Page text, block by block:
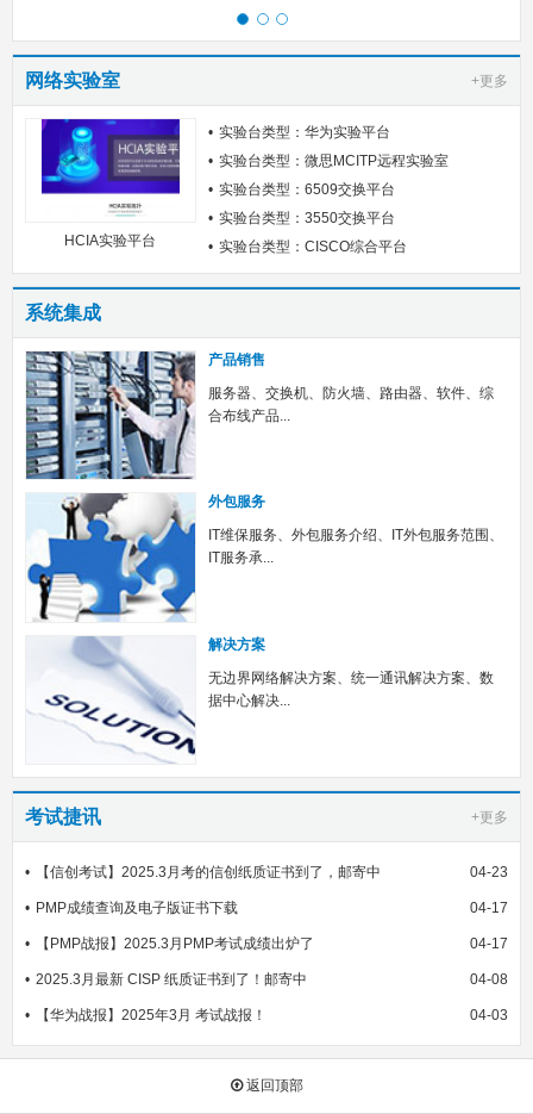
网络实验室 +更多
HCIA实验平台
实验台类型：华为实验平台
实验台类型：微思MCITP远程实验室
实验台类型：6509交换平台
实验台类型：3550交换平台
实验台类型：CISCO综合平台
系统集成
产品销售
服务器、交换机、防火墙、路由器、软件、综
合布线产品...
外包服务
IT维保服务、外包服务介绍、IT外包服务范围、
IT服务承...
解决方案
无边界网络解决方案、统一通讯解决方案、数
据中心解决...
考试捷讯 +更多
【信创考试】2025.3月考的信创纸质证书到了，邮寄中 04-23
PMP成绩查询及电子版证书下载 04-17
【PMP战报】2025.3月PMP考试成绩出炉了 04-17
2025.3月最新 CISP 纸质证书到了！邮寄中 04-08
【华为战报】2025年3月 考试战报！ 04-03
返回顶部